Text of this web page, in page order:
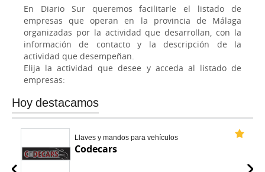
En Diario Sur queremos facilitarle el listado de
empresas que operan en la provincia de Málaga
organizadas por la actividad que desarrollan, con la
información de contacto y la descripción de la
actividad que desempeñan.
Elija la actividad que desee y acceda al listado de
empresas:
Hoy destacamos
Llaves y mandos para vehículos
Codecars